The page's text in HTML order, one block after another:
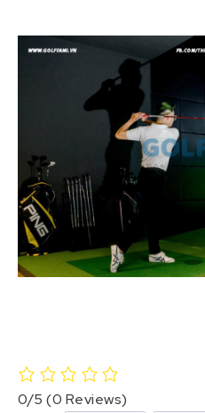
0/5 (0 Reviews)